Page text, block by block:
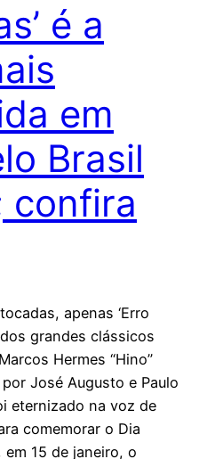
é a
em
Brasil
confira
apenas ‘Erro
grandes clássicos
Hermes “Hino”
José Augusto e Paulo
eternizado na voz de
comemorar o Dia
15 de janeiro, o